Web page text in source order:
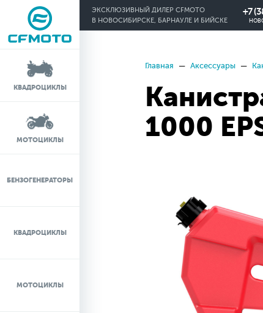
ЭКСКЛЮЗИВНЫЙ ДИЛЕР CFMOTO
В НОВОСИБИРСКЕ, БАРНАУЛЕ И БИЙСКЕ
+7
КВАДРОЦИКЛЫ
МОТОЦИКЛЫ
БЕНЗОГЕНЕРАТОРЫ
КВАДРОЦИКЛЫ
МОТОЦИКЛЫ
0%
IN
Главная Аксессуары
1000